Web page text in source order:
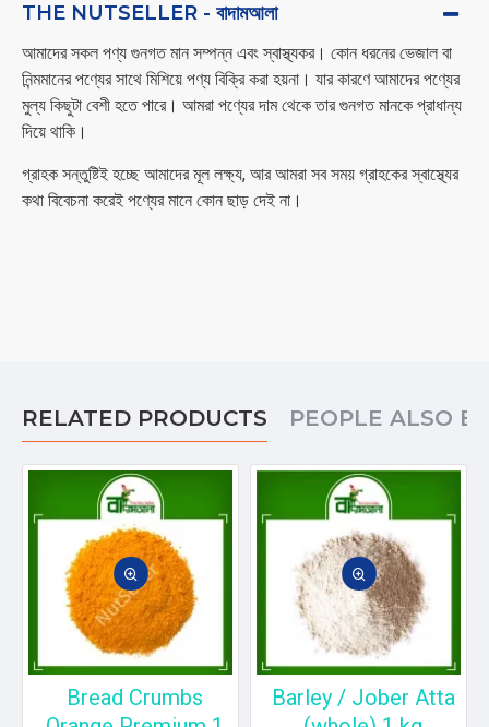
THE NUTSELLER - বাদামআলা
আমাদের সকল পণ্য গুনগত মান সম্পন্ন এবং স্বাস্থ্যকর। কোন ধরনের ভেজাল বা
নিন্মমানের পণ্যের সাথে মিশিয়ে পণ্য বিক্রি করা হয়না। যার কারণে আমাদের পণ্যের
মুল্য কিছুটা বেশী হতে পারে। আমরা পণ্যের দাম থেকে তার গুনগত মানকে প্রাধান্য
দিয়ে থাকি।
গ্রাহক সন্তুষ্টিই হচ্ছে আমাদের মূল লক্ষ্য, আর আমরা সব সময় গ্রাহকের স্বাস্থ্যের
কথা বিবেচনা করেই পণ্যের মানে কোন ছাড় দেই না।
RELATED PRODUCTS PEOPLE ALSO
Bread Crumbs
Barley / Jober Atta